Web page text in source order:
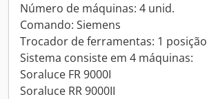
Número de máquinas: 4 unid.
Comando: Siemens
Trocador de ferramentas: 1 posição
Sistema consiste em 4 máquinas:
Soraluce FR 9000I
Soraluce RR 9000II